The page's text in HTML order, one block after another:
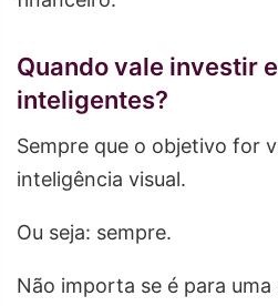
Quando vale investir
inteligentes?
Sempre que o objetivo for
inteligência visual.
Ou seja: sempre.
Não importa se é para